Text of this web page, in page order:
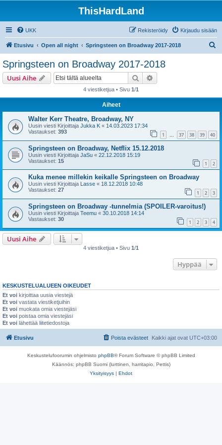
ThisHardLand
UKK Kirjaudu sisään
Rekisteröidy
Etusivu Open all night Springsteen on Broadway 2017-2018
Springsteen on Broadway 2017-2018
Uusi Aihe Etsi
4 viestiketjua • Sivu 1/1
Aiheet
Walter Kerr Theatre, Broadway, NY
Uusin viesti Kirjoittaja Jukka K « 14.03.2023 17:34
Vastaukset: 393 1 … 37 38 39 40
Springsteen on Broadway, Netflix 15.12.2018
Uusin viesti Kirjoittaja JaSu « 22.12.2018 15:19
Vastaukset: 15 1 2
Kuka menee millekin keikalle Springsteen on Broadway
Uusin viesti Kirjoittaja Lasse « 18.12.2018 10:48
Vastaukset: 27 1 2 3
Springsteen on Broadway -tunnelmia (SPOILER-varoitus!)
Uusin viesti Kirjoittaja Teemu « 30.10.2018 14:14
Vastaukset: 30 1 2 3 4
Uusi Aihe
4 viestiketjua • Sivu 1/1
Hyppää
KESKUSTELUALUEEN OIKEUDET
Et voi kirjoittaa uusia viestejä
Et voi vastata viestiketjuihin
Et voi muokata omia viestejäsi
Et voi poistaa omia viestejäsi
Et voi lähettää liitetiedostoja
Etusivu Kaikki ajat ovat UTC+03:00
Poista evästeet
Keskustelufoorumin ohjelmisto phpBB® Forum Software © phpBB Limited
Käännös: phpBB Suomi (lurttinen, harritapio, Pettis)
Yksityisyys | Ehdot